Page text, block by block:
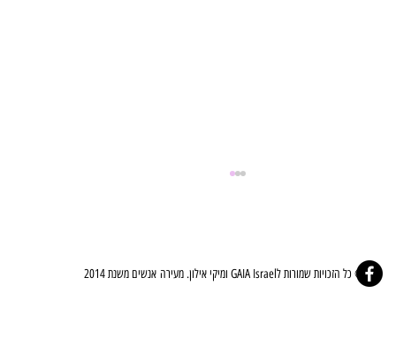
© כל הזכויות שמורות לGAIA Israel ומיקי אילון. מעירה אנשים משנת 2014